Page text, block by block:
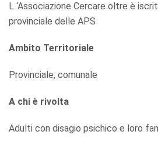
L ‘Associazione Cercare oltre è
provinciale delle APS
Ambito Territoriale
Provinciale, comunale
A chi è rivolta
Adulti con disagio psichico e loro